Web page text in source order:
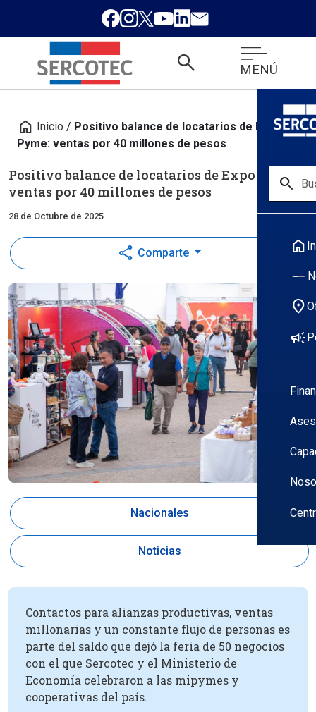
search MENÚ
search
home
location_on
campaign
home Inicio / Positivo balance de locatarios de Expo
Pyme: ventas por 40 millones de pesos
Positivo balance de locatarios de Expo Pyme:
ventas por 40 millones de pesos
28 de Octubre de 2025
share Comparte
Nacionales
Noticias
Contactos para alianzas productivas, ventas
millonarias y un constante flujo de personas es
parte del saldo que dejó la feria de 50 negocios
con el que Sercotec y el Ministerio de
Economía celebraron a las mipymes y
cooperativas del país.